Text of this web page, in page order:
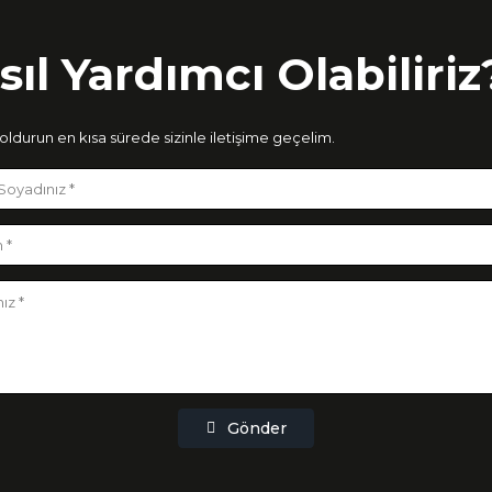
Yardımcı
en kısa sürede sizinle iletişime geçelim.
Gönder